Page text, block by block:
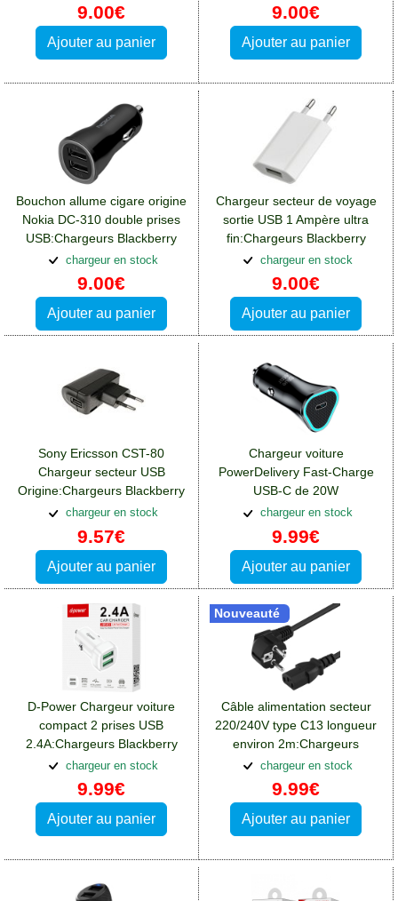
9.00€
Ajouter au panier
9.00€
Ajouter au panier
Bouchon allume cigare origine
Nokia DC-310 double prises
USB:Chargeurs Blackberry
DTEK50
chargeur en stock
9.00€
Ajouter au panier
Chargeur secteur de voyage
sortie USB 1 Ampère ultra
fin:Chargeurs Blackberry
DTEK50
chargeur en stock
9.00€
Ajouter au panier
Sony Ericsson CST-80
Chargeur secteur USB
Origine:Chargeurs Blackberry
DTEK50
chargeur en stock
9.57€
Ajouter au panier
Chargeur voiture
PowerDelivery Fast-Charge
USB-C de 20W
BlueStar:Chargeurs
Blackberry DTEK50
chargeur en stock
9.99€
Ajouter au panier
D-Power Chargeur voiture
compact 2 prises USB
2.4A:Chargeurs Blackberry
DTEK50
chargeur en stock
9.99€
Ajouter au panier
Câble alimentation secteur
220/240V type C13 longueur
environ 2m:Chargeurs
Blackberry DTEK50
chargeur en stock
9.99€
Ajouter au panier
Nouveauté